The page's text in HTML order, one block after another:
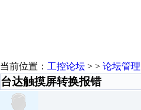
当前位置： 工控论坛 > > 论坛管理
台达触摸屏转换报错